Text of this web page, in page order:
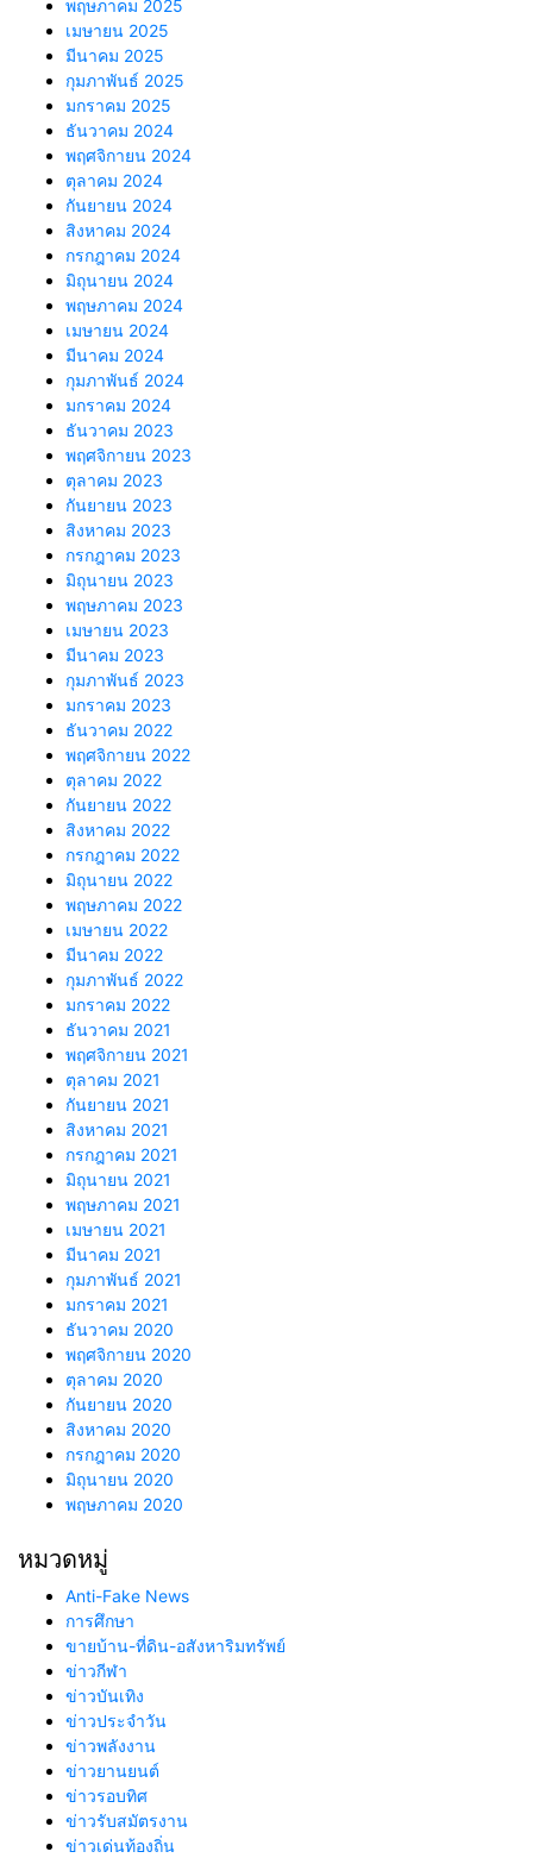
พฤษภาคม 2025
เมษายน 2025
มีนาคม 2025
กุมภาพันธ์ 2025
มกราคม 2025
ธันวาคม 2024
พฤศจิกายน 2024
ตุลาคม 2024
กันยายน 2024
สิงหาคม 2024
กรกฎาคม 2024
มิถุนายน 2024
พฤษภาคม 2024
เมษายน 2024
มีนาคม 2024
กุมภาพันธ์ 2024
มกราคม 2024
ธันวาคม 2023
พฤศจิกายน 2023
ตุลาคม 2023
กันยายน 2023
สิงหาคม 2023
กรกฎาคม 2023
มิถุนายน 2023
พฤษภาคม 2023
เมษายน 2023
มีนาคม 2023
กุมภาพันธ์ 2023
มกราคม 2023
ธันวาคม 2022
พฤศจิกายน 2022
ตุลาคม 2022
กันยายน 2022
สิงหาคม 2022
กรกฎาคม 2022
มิถุนายน 2022
พฤษภาคม 2022
เมษายน 2022
มีนาคม 2022
กุมภาพันธ์ 2022
มกราคม 2022
ธันวาคม 2021
พฤศจิกายน 2021
ตุลาคม 2021
กันยายน 2021
สิงหาคม 2021
กรกฎาคม 2021
มิถุนายน 2021
พฤษภาคม 2021
เมษายน 2021
มีนาคม 2021
กุมภาพันธ์ 2021
มกราคม 2021
ธันวาคม 2020
พฤศจิกายน 2020
ตุลาคม 2020
กันยายน 2020
สิงหาคม 2020
กรกฎาคม 2020
มิถุนายน 2020
พฤษภาคม 2020
หมวดหมู่
Anti-Fake News
การศึกษา
ขายบ้าน-ที่ดิน-อสังหาริมทรัพย์
ข่าวกีฬา
ข่าวบันเทิง
ข่าวประจำวัน
ข่าวพลังงาน
ข่าวยานยนต์
ข่าวรอบทิศ
ข่าวรับสมัตรงาน
ข่าวเด่นท้องถิ่น